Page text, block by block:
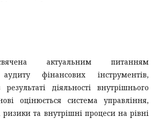
актуальним питанням
фінансових інструментів,
діяльності внутрішнього
оцінюється система управління,
ризики та внутрішні процеси на рівні